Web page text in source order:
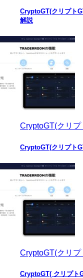
CryptoGT(クリプト
解説
CryptoGT(クリプ
CryptoGT(クリプト
CryptoGT(クリプ
CryptoGT( クリプト